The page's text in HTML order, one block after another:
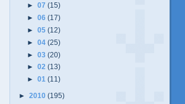
►07(15)
►06(17)
►05(12)
►04(25)
►03(20)
►02(13)
►01(11)
► 2010 (195)